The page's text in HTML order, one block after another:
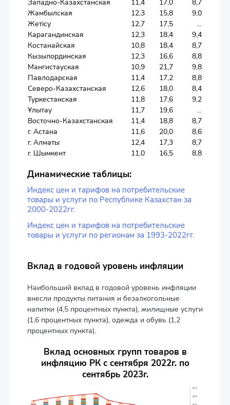
Западно-Казахстанская 11,4 17,0
8,7
Жамбылская
12,3 15,8
9,0
Жетісу
12,7 17,5
…
Карагандинская
12,3 18,4
9,4
Костанайская
10,8 18,4
8,7
Кызылординская
12,3 16,6
8,8
Мангистауская
10,9 21,7
9,8
Павлодарская
11,4 17,2
8,8
Северо-Казахстанская
12,6 18,0
8,4
Туркестанская
11,8 17,6
9,2
Ұлытау
11,7 19,6
…
Восточно-Казахстанская
11,4 18,8
8,7
г. Астана
11,6 20,0
8,6
г. Алматы
12,4 17,3
8,7
г. Шымкент
11,0 16,5 8,8
Динамические таблицы:
Индекс цен и тарифов на потребительские
товары и услуги по Республике Казахстан за
2000-2022гг.
Индекс цен и тарифов на потребительские
товары и услуги по регионам за 1993-2022гг.
Вклад в годовой уровень инфляции
Наибольший вклад в годовой уровень инфляции
внесли продукты питания и безалкогольные
напитки (4,5 процентных пункта), жилищные услуги
(1,6 процентных пункта), одежда и обувь (1,2
процентных пункта).
Вклад основных групп товаров в
инфляцию РК с сентября 2022г. по
сентябрь 2023г.